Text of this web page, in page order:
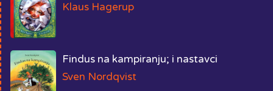
Klaus Hagerup
Findus na kampiranju; i nastavci
Sven Nordqvist